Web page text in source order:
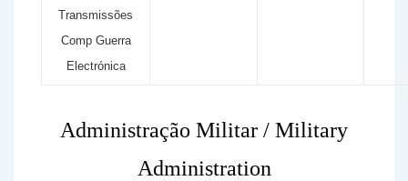
Transmissões
Comp Guerra
Electrónica
Administração Militar / Military
Administration